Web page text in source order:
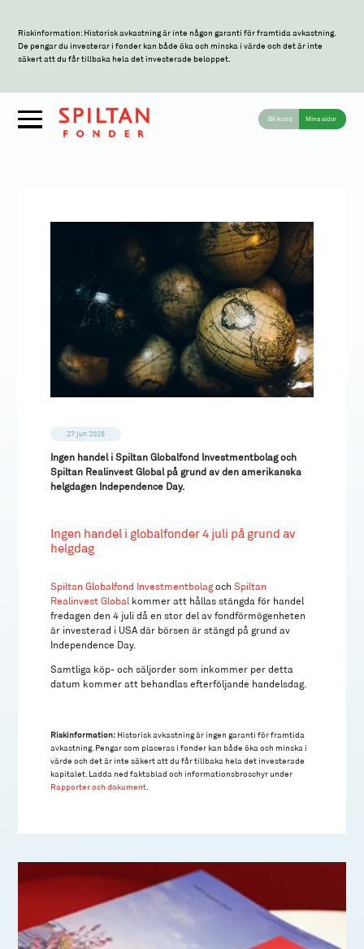
Riskinformation: Historisk avkastning är inte någon garanti för framtida avkastning.
De pengar du investerar i fonder kan både öka och minska i värde och det är inte
säkert att du får tillbaka hela det investerade beloppet.
Bli kund Mina sidor
27 jun 2025
Ingen handel i Spiltan Globalfond Investmentbolag och
Spiltan Realinvest Global på grund av den amerikanska
helgdagen Independence Day.
Ingen handel i globalfonder 4 juli på grund av
helgdag
Spiltan Globalfond InvestmentbolagochSpiltan
Realinvest Global
kommer att hållas stängda för handel
fredagen den 4 juli då en stor del av fondförmögenheten
är investerad i USA där börsen är stängd på grund av
Independence Day.
Samtliga köp- och säljorder som inkommer per detta
datum kommer att behandlas efterföljande handelsdag.
Riskinformation: Historisk avkastning är ingen garanti för framtida
avkastning. Pengar som placeras i fonder kan både öka och minska i
värde och det är inte säkert att du får tillbaka hela det investerade
kapitalet. Ladda ned faktablad och informationsbroschyr under
Rapporter och dokument